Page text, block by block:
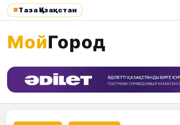
#Таза Қазақстан